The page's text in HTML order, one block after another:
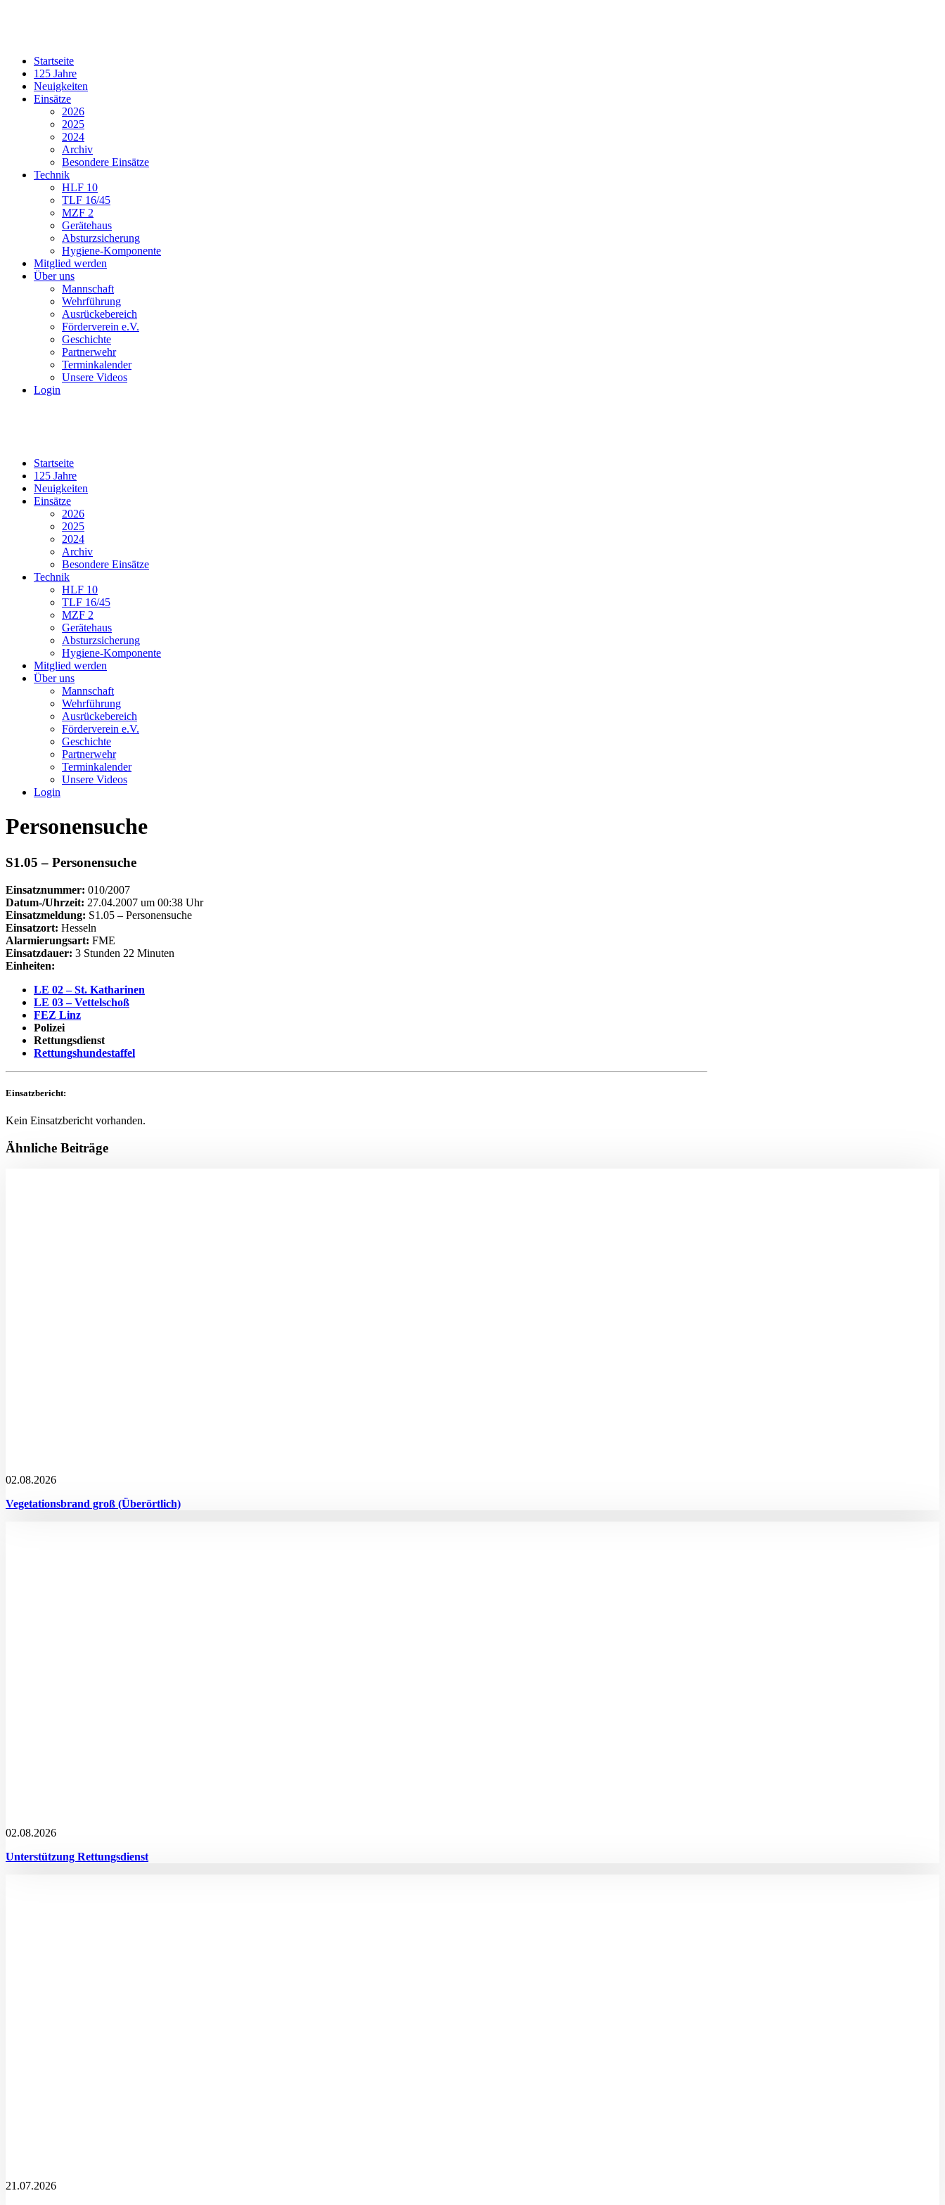
Startseite
125 Jahre
Neuigkeiten
Einsätze
2026
2025
2024
Archiv
Besondere Einsätze
Technik
HLF 10
TLF 16/45
MZF 2
Gerätehaus
Absturzsicherung
Hygiene-Komponente
Mitglied werden
Über uns
Mannschaft
Wehrführung
Ausrückebereich
Förderverein e.V.
Geschichte
Partnerwehr
Terminkalender
Unsere Videos
Login
Startseite
125 Jahre
Neuigkeiten
Einsätze
2026
2025
2024
Archiv
Besondere Einsätze
Technik
HLF 10
TLF 16/45
MZF 2
Gerätehaus
Absturzsicherung
Hygiene-Komponente
Mitglied werden
Über uns
Mannschaft
Wehrführung
Ausrückebereich
Förderverein e.V.
Geschichte
Partnerwehr
Terminkalender
Unsere Videos
Login
Personensuche
S1.05 – Personensuche
Einsatznummer: 010/2007
Datum-/Uhrzeit: 27.04.2007 um 00:38 Uhr
Einsatzmeldung: S1.05 – Personensuche
Einsatzort: Hesseln
Alarmierungsart: FME
Einsatzdauer: 3 Stunden 22 Minuten
Einheiten:
LE 02 – St. Katharinen
LE 03 – Vettelschoß
FEZ Linz
Polizei
Rettungsdienst
Rettungshundestaffel
Einsatzbericht:
Kein Einsatzbericht vorhanden.
Ähnliche Beiträge
02.08.2026
Vegetationsbrand groß (Überörtlich)
02.08.2026
Unterstützung Rettungsdienst
21.07.2026